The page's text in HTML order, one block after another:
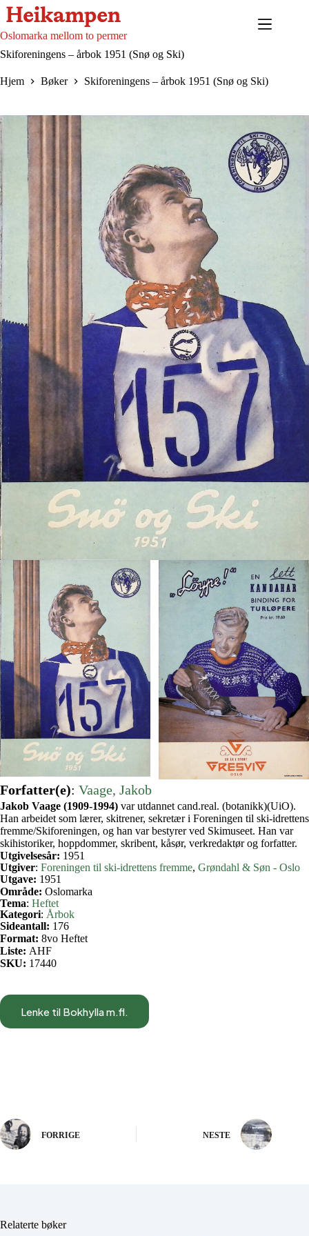
Hopp
til
innholdet
Oslomarka mellom to permer
Skiforeningens – årbok 1951 (Snø og Ski)
Hjem Bøker Skiforeningens – årbok 1951 (Snø og Ski)
Forfatter(e): Vaage, Jakob
Jakob Vaage (1909-1994) var utdannet cand.real. (botanikk)(UiO).
Han arbeidet som lærer, skitrener, sekretær i Foreningen til ski-idrettens
fremme/Skiforeningen, og han var bestyrer ved Skimuseet. Han var
skihistoriker, hoppdommer, skribent, kåsør, verkredaktør og forfatter.
Utgivelsesår: 1951
Utgiver: Foreningen til ski-idrettens fremme, Grøndahl & Søn - Oslo
Utgave: 1951
Område: Oslomarka
Tema: Heftet
Kategori: Årbok
Sideantall: 176
Format: 8vo Heftet
Liste: AHF
SKU: 17440
Lenke til Bokhylla m.fl.
FORRIGE NESTE
Relaterte bøker